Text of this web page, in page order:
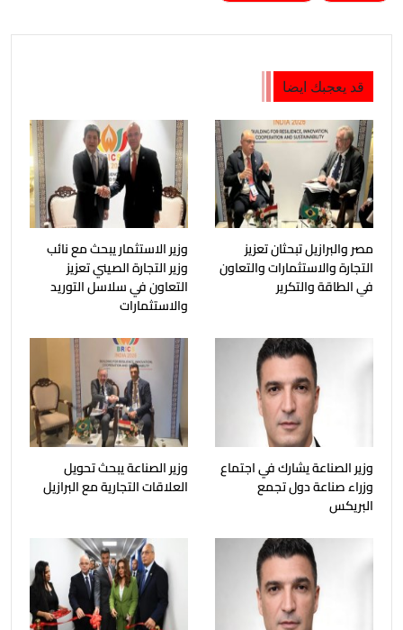
قد يعجبك ايضا
مصر والبرازيل تبحثان تعزيز
التجارة والاستثمارات والتعاون
في الطاقة والتكرير
وزير الاستثمار يبحث مع نائب
وزير التجارة الصيني تعزيز
التعاون في سلاسل التوريد
والاستثمارات
وزير الصناعة يشارك في اجتماع
وزراء صناعة دول تجمع
البريكس
وزير الصناعة يبحث تحويل
العلاقات التجارية مع البرازيل